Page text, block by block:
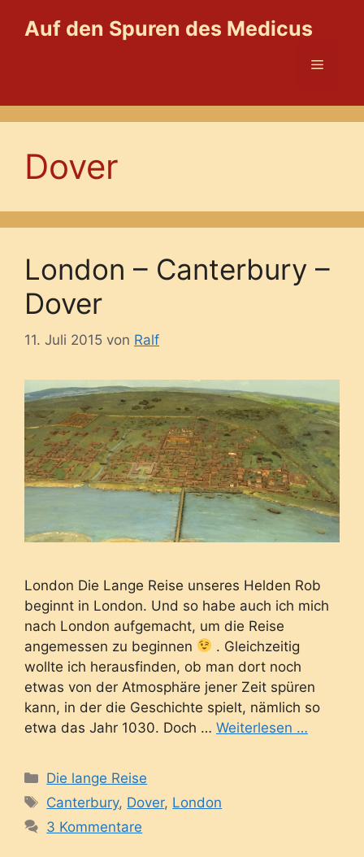
InhaltAuf den Spuren des Medicus
Menü
Dover
London – Canterbury –
Dover
11. Juli 2015 von Ralf
London Die Lange Reise unseres Helden Rob
beginnt in London. Und so habe auch ich mich
nach London aufgemacht, um die Reise
angemessen zu beginnen
. Gleichzeitig
wollte ich herausfinden, ob man dort noch
etwas von der Atmosphäre jener Zeit spüren
kann, in der die Geschichte spielt, nämlich so
etwa das Jahr 1030. Doch … Weiterlesen …
Kategorien
Die lange Reise
Schlagwörter
Canterbury, Dover, London
3 Kommentare